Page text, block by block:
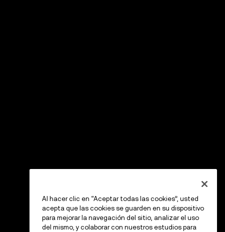
Al hacer clic en “Aceptar todas las cookies”, usted
acepta que las cookies se guarden en su dispositivo
para mejorar la navegación del sitio, analizar el uso
del mismo, y colaborar con nuestros estudios para